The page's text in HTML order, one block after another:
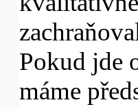
Pokud jde
máme